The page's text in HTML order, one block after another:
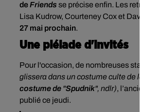
deFriends se précise enfin. Les
Lisa Kudrow, Courteney Cox et
27 mai prochain.
Une pléiade d'invités
Pour l'occasion, de nombreuses
glissera dans un costume culte de
costume de "Spudnik", ndlr),
publié ce jeudi.